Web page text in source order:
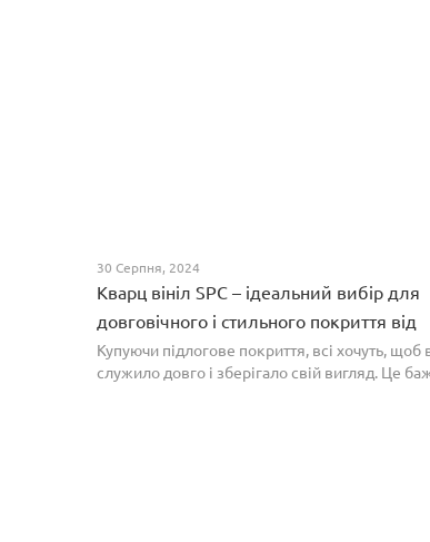
30 Серпня, 2024
Кварц вініл SPC – ідеальний вибір для
довговічного і стильного покриття від
PROFLOOR
Купуючи підлогове покриття, всі хочуть, щоб
служило довго і зберігало свій вигляд. Це